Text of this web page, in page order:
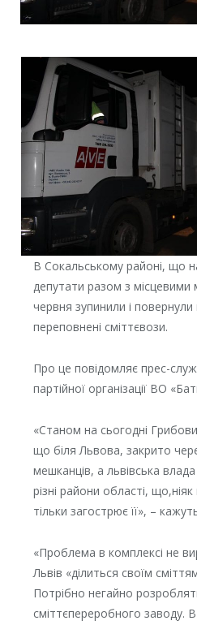
В Сокальському районі, що
депутати разом з місцевими
червня зупинили і
переповнені сміттєвози.
Про це повідомляє прес-
партійної організації ВО
«Станом на сьогодні
що біля Львова, закрито
мешканців, а львівська
різні райони області,
тільки загострює її», –
«Проблема в комплексі не
Львів «ділиться своїм
Потрібно негайно
сміттєпереробного заводу.